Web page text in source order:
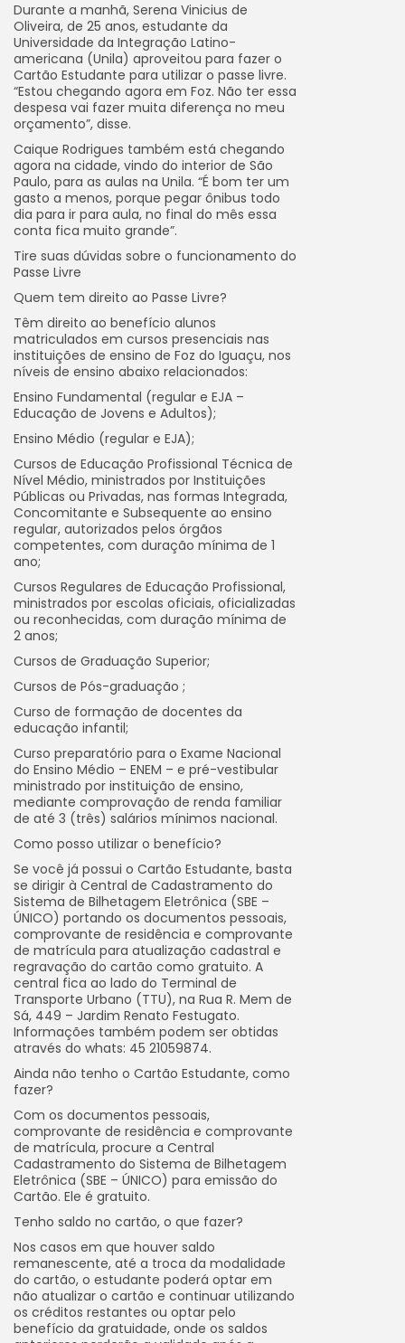
Durante a manhã, Serena Vinicius de
Oliveira, de 25 anos, estudante da
Universidade da Integração Latino-
americana (Unila) aproveitou para fazer o
Cartão Estudante para utilizar o passe livre.
“Estou chegando agora em Foz. Não ter essa
despesa vai fazer muita diferença no meu
orçamento”, disse.
Caique Rodrigues também está chegando
agora na cidade, vindo do interior de São
Paulo, para as aulas na Unila. “É bom ter um
gasto a menos, porque pegar ônibus todo
dia para ir para aula, no final do mês essa
conta fica muito grande”.
Tire suas dúvidas sobre o funcionamento do
Passe Livre
Quem tem direito ao Passe Livre?
Têm direito ao benefício alunos
matriculados em cursos presenciais nas
instituições de ensino de Foz do Iguaçu, nos
níveis de ensino abaixo relacionados:
Ensino Fundamental (regular e EJA –
Educação de Jovens e Adultos);
Ensino Médio (regular e EJA);
Cursos de Educação Profissional Técnica de
Nível Médio, ministrados por Instituições
Públicas ou Privadas, nas formas Integrada,
Concomitante e Subsequente ao ensino
regular, autorizados pelos órgãos
competentes, com duração mínima de 1
ano;
Cursos Regulares de Educação Profissional,
ministrados por escolas oficiais, oficializadas
ou reconhecidas, com duração mínima de
2 anos;
Cursos de Graduação Superior;
Cursos de Pós-graduação ;
Curso de formação de docentes da
educação infantil;
Curso preparatório para o Exame Nacional
do Ensino Médio – ENEM – e pré-vestibular
ministrado por instituição de ensino,
mediante comprovação de renda familiar
de até 3 (três) salários mínimos nacional.
Como posso utilizar o benefício?
Se você já possui o Cartão Estudante, basta
se dirigir à Central de Cadastramento do
Sistema de Bilhetagem Eletrônica (SBE –
ÚNICO) portando os documentos pessoais,
comprovante de residência e comprovante
de matrícula para atualização cadastral e
regravação do cartão como gratuito. A
central fica ao lado do Terminal de
Transporte Urbano (TTU), na Rua R. Mem de
Sá, 449 – Jardim Renato Festugato.
Informações também podem ser obtidas
através do whats: 45 21059874.
Ainda não tenho o Cartão Estudante, como
fazer?
Com os documentos pessoais,
comprovante de residência e comprovante
de matrícula, procure a Central
Cadastramento do Sistema de Bilhetagem
Eletrônica (SBE – ÚNICO) para emissão do
Cartão. Ele é gratuito.
Tenho saldo no cartão, o que fazer?
Nos casos em que houver saldo
remanescente, até a troca da modalidade
do cartão, o estudante poderá optar em
não atualizar o cartão e continuar utilizando
os créditos restantes ou optar pelo
benefício da gratuidade, onde os saldos